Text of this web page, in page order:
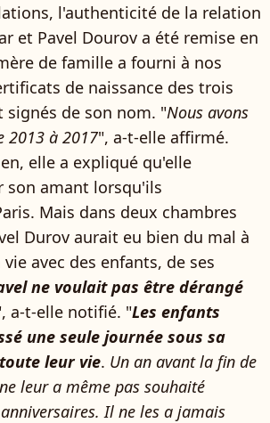
l'authenticité de la relation
et Pavel Dourov a été remise en
de famille a fourni à nos
de naissance des trois
signés de son nom. "Nous avons
2013 à 2017", a-t-elle affirmé.
elle a expliqué qu'elle
son amant lorsqu'ils
Mais dans deux chambres
Durov aurait eu bien du mal à
avec des enfants, de ses
ne voulait pas être dérangé
a-t-elle notifié. "Les enfants
une seule journée sous sa
leur vie. Un an avant la fin de
leur a même pas souhaité
Il ne les a jamais